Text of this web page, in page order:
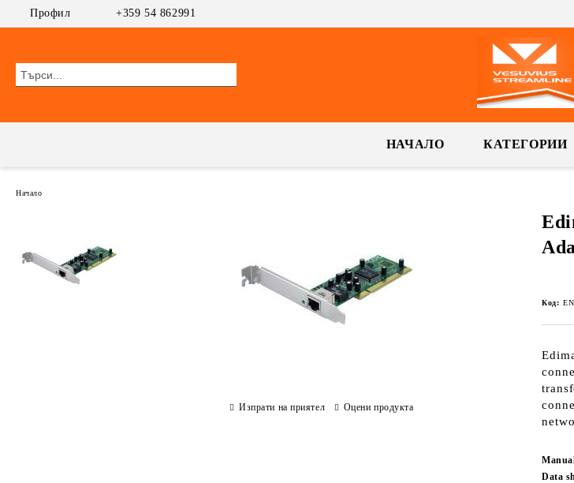
Профил +359 54 862991
НАЧАЛО КАТЕГОРИИ
Начало
Код:
Data
Изпрати на приятел Оцени продукта